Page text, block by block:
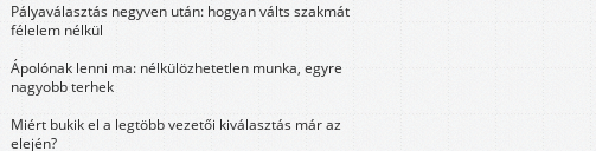
Pályaválasztás negyven után: hogyan válts szakmát
félelem nélkül
Ápolónak lenni ma: nélkülözhetetlen munka, egyre
nagyobb terhek
Miért bukik el a legtöbb vezetői kiválasztás már az
elején?